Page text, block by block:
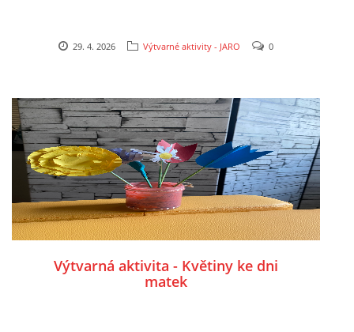
BÁSNĚ K TÉMATU LÉTO
POHYBOVÉ AKTIVITY NA TÉMA LÉTO
PÍSNĚ K TÉMATU PODZIM
BÁSNĚ K TÉMATU PODZIM
29. 4. 2026 Výtvarné aktivity - JARO 0
Výtvarná aktivita - Květiny ke dni
matek